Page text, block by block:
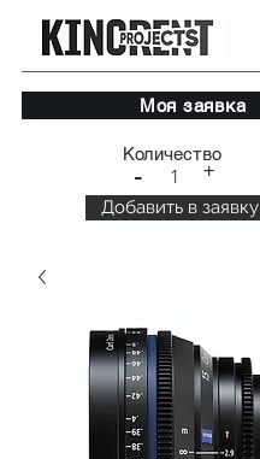
Моя заявка
Количество
- 1 +
Добавить в заявку